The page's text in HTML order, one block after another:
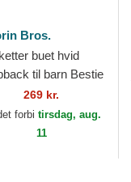
Bros.
buet hvid
til barn Bestie
The Farm Goorin
269 kr.
forbitirsdag, aug.
11